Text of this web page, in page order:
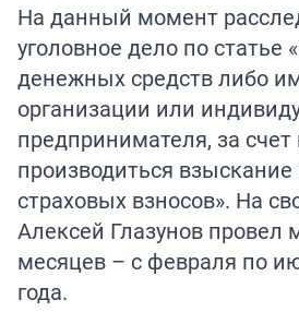
На данный момент
уголовное дело по статье
денежных средств либо
организации или
предпринимателя, за
производиться взыскание
страховых взносов». На
Алексей Глазунов провел
месяцев – с февраля по
года.